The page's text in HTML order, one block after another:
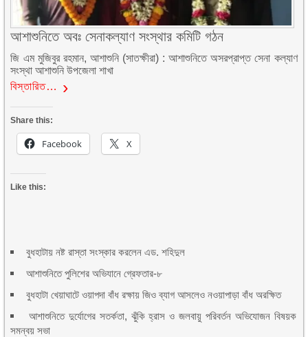
আশাশুনিতে অবঃ সেনাকল্যাণ সংস্থার কমিটি গঠন
জি এম মুজিবুর রহমান, আশাশুনি (সাতক্ষীরা) : আশাশুনিতে অসরপ্রাপ্ত সেনা কল্যাণ
সংস্থা আশাশুনি উপজেলা শাখা
বিস্তারিত…
Share this:
Facebook X
Like this:
বুধহাটায় নষ্ট রাস্তা সংস্কার করলেন এড. শহিদুল
আশাশুনিতে পুলিশের অভিযানে গ্রেফতার-৮
বুধহাটা খেয়াঘাটে ওয়াপদা বাঁধ রক্ষায় জিও ব্যাগ আসলেও নওয়াপাড়া বাঁধ অরক্ষিত
আশাশুনিতে দুর্যোগের সতর্কতা, ঝুঁকি হ্রাস ও জলবায়ু পরিবর্তন অভিযোজন বিষয়ক
সমন্বয় সভা